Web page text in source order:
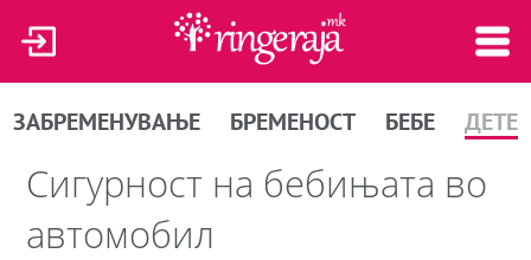
ЗАБРЕМЕНУВАЊЕ БРЕМЕНОСТ БЕБЕ ДЕТЕ
Сигурност на бебињата во
автомобил